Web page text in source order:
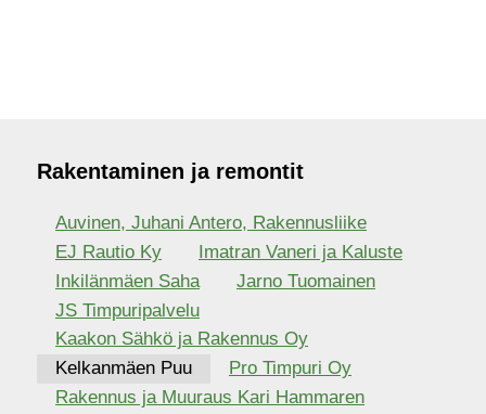
Rakentaminen ja remontit
Auvinen, Juhani Antero, Rakennusliike
EJ Rautio Ky
Imatran Vaneri ja Kaluste
Inkilänmäen Saha
Jarno Tuomainen
JS Timpuripalvelu
Kaakon Sähkö ja Rakennus Oy
Kelkanmäen Puu
Pro Timpuri Oy
Rakennus ja Muuraus Kari Hammaren